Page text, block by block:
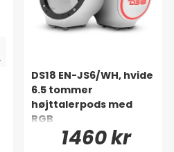
DS18 EN-JS6/WH, hvide
6.5 tommer
højttalerpods med
RGB
1460 kr